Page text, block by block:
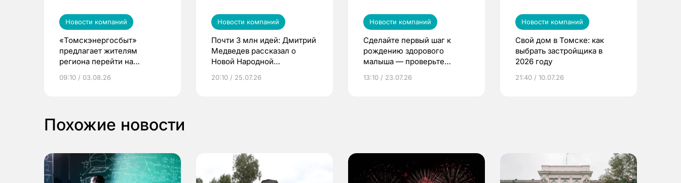
Новости компаний
«Томскэнергосбыт»
предлагает жителям
региона перейти на
выиграть призы
09:10 / 03.08.26
Новости компаний
Почти 3 млн идей: Дмитрий
Медведев рассказал о
Новой Народной
20:10 / 25.07.26
Новости компаний
Сделайте первый шаг к
рождению здорового
малыша — проверьте
по ОМС!
13:10 / 23.07.26
Новости компаний
Свой дом в Томске: как
выбрать застройщика в
2026 году
21:40 / 10.07.26
Похожие новости